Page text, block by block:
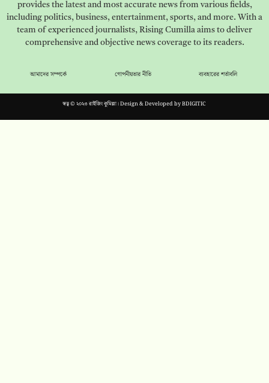
provides the latest and most accurate news from various fields,
including politics, business, entertainment, sports, and more. With a
team of experienced journalists, Rising Cumilla aims to deliver
comprehensive and objective news coverage to its readers.
আমাদের সম্পর্কে গোপনীয়তার নীতি ব্যবহারের শর্তাবলি
স্বত্ব © ২০২৩ রাইজিং কুমিল্লা। Design & Developed byBDIGITIC